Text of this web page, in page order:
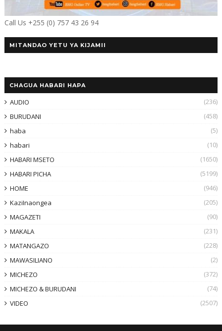
Call Us +255 (0) 757 43 26 94
MITANDAO YETU YA KIJAMII
CHAGUA HABARI HAPA
AUDIO
(236)
BURUDANI
(458)
haba
(5)
habari
(10)
HABARI MSETO
(1650)
HABARI PICHA
(5199)
HOME
(946)
KaziInaongea
(205)
MAGAZETI
(90)
MAKALA
(231)
MATANGAZO
(228)
MAWASILIANO
(2)
MICHEZO
(372)
MICHEZO & BURUDANI
(74)
VIDEO
(2507)